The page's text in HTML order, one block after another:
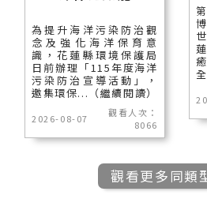
為提升海洋污染防治觀
念及強化海洋保育意
識，花蓮縣環境保護局
日前辦理「115年度海洋
污染防治宣導活動」，
邀集環保...（繼續閱讀）
2026-08-07
觀看人次：
8066
觀看更多同類